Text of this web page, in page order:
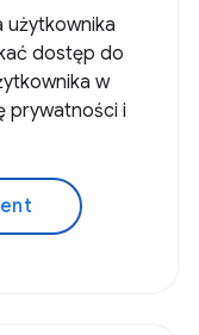
użytkownika
dostęp do
w
prywatności i